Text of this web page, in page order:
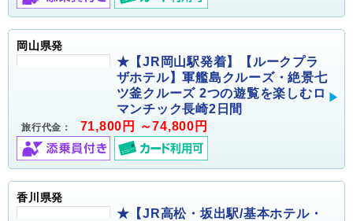
岡山県発
★【JR岡山駅発着】【ルークプラ
ザホテル】軍艦島クルーズ・絶景七
ツ釜クルーズ 2つの遊覧を楽しむロ
マンチック長崎2日間
旅行代金： 71,800円 ～74,800円
香川県発
★【JR高松・坂出駅/基本ホテル・